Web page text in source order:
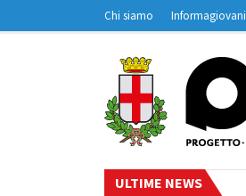
Chi siamo Informagiovani
Contatti
Padovanet
ULTIME NEWS
#EurodeskOnAir – Ciclo di webinar